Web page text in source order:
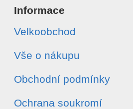
Informace
Velkoobchod
Vše o nákupu
Obchodní podmínky
Ochrana soukromí